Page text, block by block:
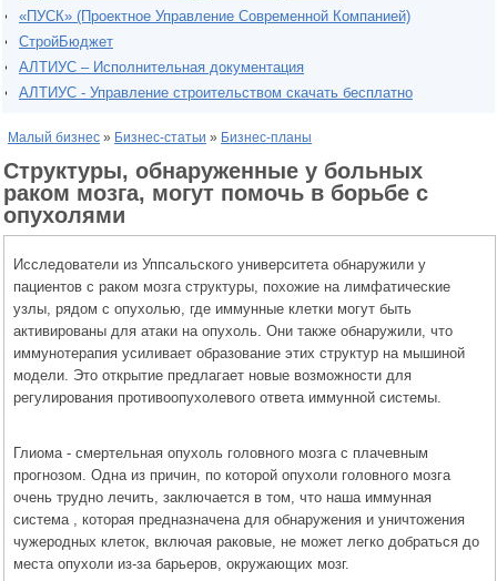
«ПУСК» (Проектное Управление Современной Компанией)
СтройБюджет
АЛТИУС – Исполнительная документация
АЛТИУС - Управление строительством скачать бесплатно
Малый бизнес » Бизнес-статьи » Бизнес-планы
Структуры, обнаруженные у больных
раком мозга, могут помочь в борьбе с
опухолями
Исследователи из Уппсальского университета обнаружили у
пациентов с раком мозга структуры, похожие на лимфатические
узлы, рядом с опухолью, где иммунные клетки могут быть
активированы для атаки на опухоль. Они также обнаружили, что
иммунотерапия усиливает образование этих структур на мышиной
модели. Это открытие предлагает новые возможности для
регулирования противоопухолевого ответа иммунной системы.
Глиома - смертельная опухоль головного мозга с плачевным
прогнозом. Одна из причин, по которой опухоли головного мозга
очень трудно лечить, заключается в том, что наша иммунная
система , которая предназначена для обнаружения и уничтожения
чужеродных клеток, включая раковые, не может легко добраться до
места опухоли из-за барьеров, окружающих мозг.